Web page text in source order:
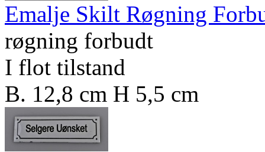
Emalje Skilt Røgning
røgning forbudt
I flot tilstand
B. 12,8 cm H 5,5 cm